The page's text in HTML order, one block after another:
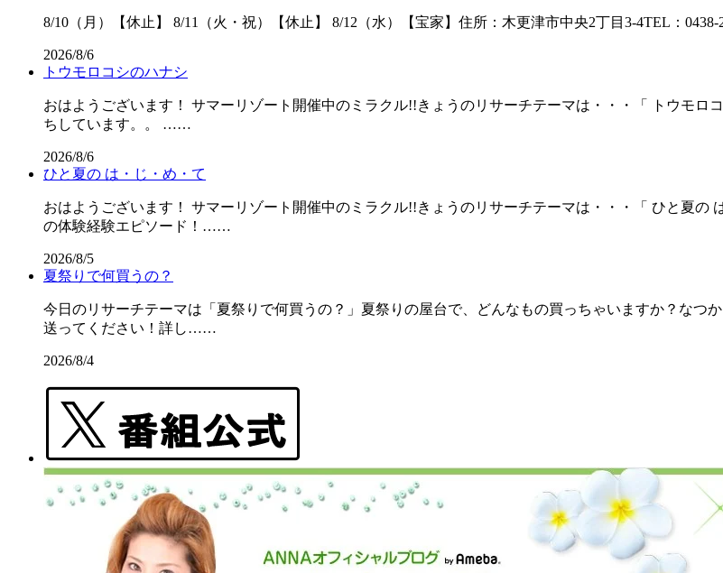
8/10（月）【休止】 8/11（火・祝）【休止】 8/12（水）【宝家】住所：木更津市中央2丁目3-4TEL：
2026/8/6
トウモロコシのハナシ
おはようございます！ サマーリゾート開催中のミラクル!!きょうのリサーチテーマは・・・「 トウモ
ちしています。。 ……
2026/8/6
ひと夏の は・じ・め・て
おはようございます！ サマーリゾート開催中のミラクル!!きょうのリサーチテーマは・・・「 ひと夏の
の体験経験エピソード！……
2026/8/5
夏祭りで何買うの？
今日のリサーチテーマは「夏祭りで何買うの？」夏祭りの屋台で、どんなもの買っちゃいますか？なつ
送ってください！詳し……
2026/8/4